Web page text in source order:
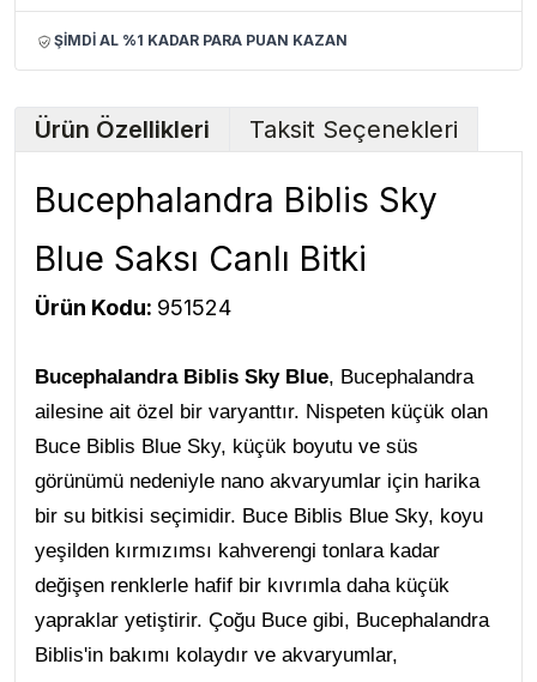
ŞİMDİ AL %1 KADAR PARA PUAN KAZAN
Ürün Özellikleri Taksit Seçenekleri
Bucephalandra Biblis Sky
Blue Saksı Canlı Bitki
Ürün Kodu: 951524
Bucephalandra Biblis Sky Blue, Bucephalandra
ailesine ait özel bir varyanttır. Nispeten küçük olan
Buce Biblis Blue Sky, küçük boyutu ve süs
görünümü nedeniyle nano akvaryumlar için harika
bir su bitkisi seçimidir. Buce Biblis Blue Sky, koyu
yeşilden kırmızımsı kahverengi tonlara kadar
değişen renklerle hafif bir kıvrımla daha küçük
yapraklar yetiştirir. Çoğu Buce gibi, Bucephalandra
Biblis'in bakımı kolaydır ve akvaryumlar,